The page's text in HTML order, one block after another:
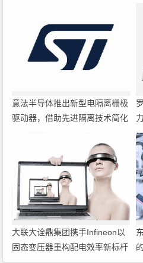
意法半导体推出新型电隔离栅极
驱动器，借助先进隔离技术简化
大联大诠鼎集团携手Infineon以
固态变压器重构配电效率新标杆